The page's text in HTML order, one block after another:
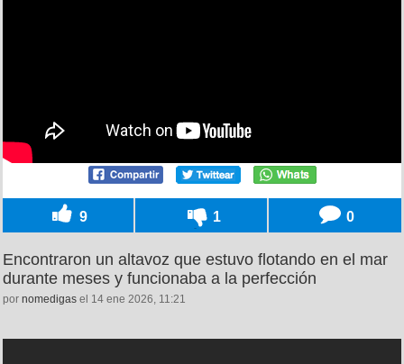
9 1 0
Encontraron un altavoz que estuvo flotando en el mar
durante meses y funcionaba a la perfección
por nomedigas el 14 ene 2026, 11:21